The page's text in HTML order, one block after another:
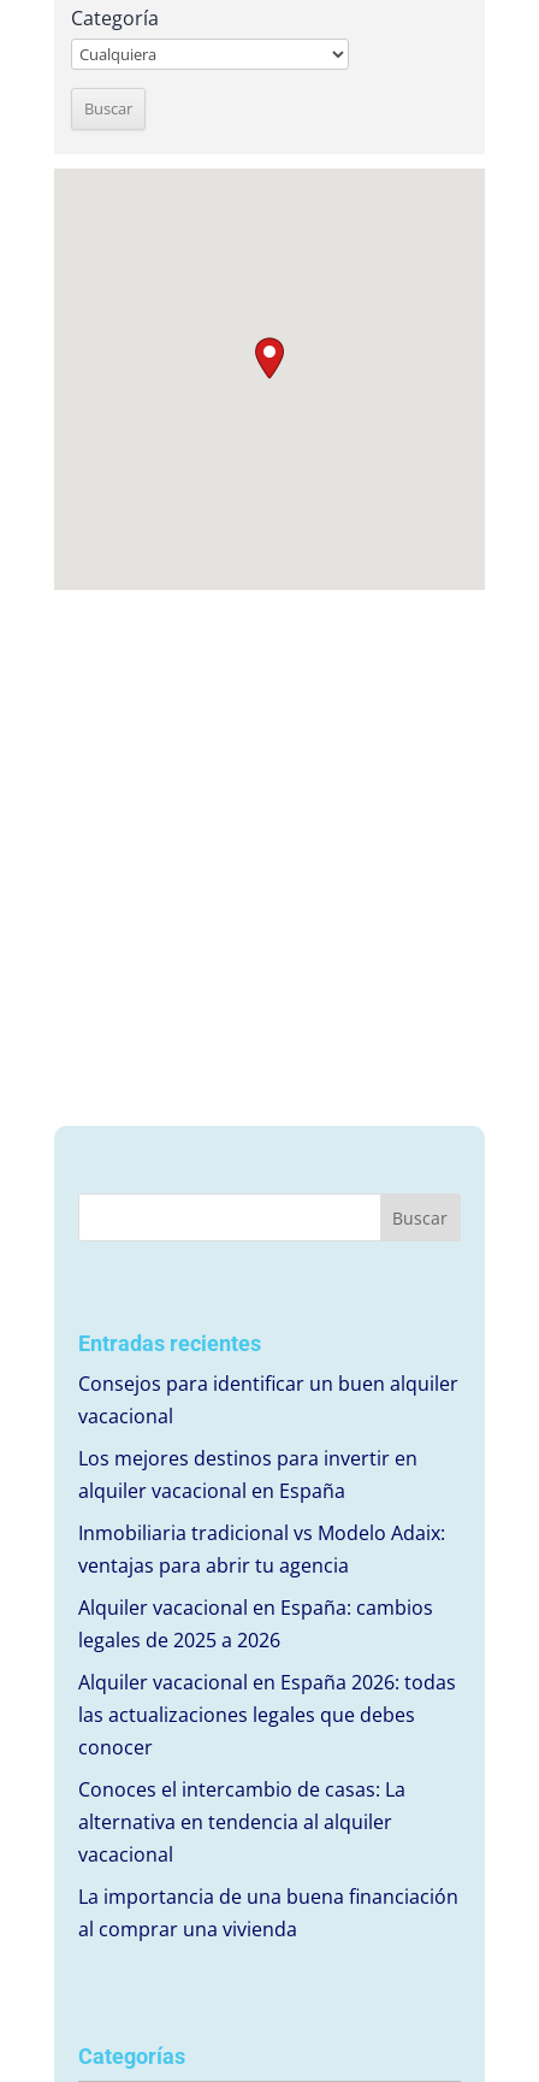
Categoría
Entradas recientes
Consejos para identificar un buen alquiler
vacacional
Los mejores destinos para invertir en
alquiler vacacional en España
Inmobiliaria tradicional vs Modelo Adaix:
ventajas para abrir tu agencia
Alquiler vacacional en España: cambios
legales de 2025 a 2026
Alquiler vacacional en España 2026: todas
las actualizaciones legales que debes
conocer
Conoces el intercambio de casas: La
alternativa en tendencia al alquiler
vacacional
La importancia de una buena financiación
al comprar una vivienda
Categorías